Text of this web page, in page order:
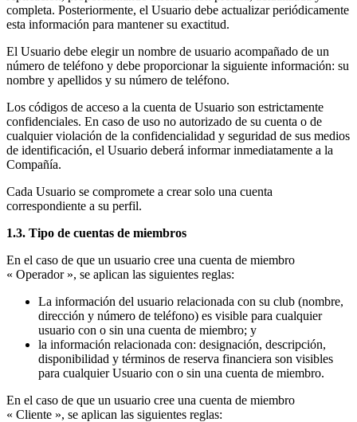
completa. Posteriormente, el Usuario debe actualizar periódicamente
esta información para mantener su exactitud.
El Usuario debe elegir un nombre de usuario acompañado de un
número de teléfono y debe proporcionar la siguiente información: su
nombre y apellidos y su número de teléfono.
Los códigos de acceso a la cuenta de Usuario son estrictamente
confidenciales. En caso de uso no autorizado de su cuenta o de
cualquier violación de la confidencialidad y seguridad de sus medios
de identificación, el Usuario deberá informar inmediatamente a la
Compañía.
Cada Usuario se compromete a crear solo una cuenta
correspondiente a su perfil.
1.3. Tipo de cuentas de miembros
En el caso de que un usuario cree una cuenta de miembro
« Operador », se aplican las siguientes reglas:
La información del usuario relacionada con su club (nombre,
dirección y número de teléfono) es visible para cualquier
usuario con o sin una cuenta de miembro; y
la información relacionada con: designación, descripción,
disponibilidad y términos de reserva financiera son visibles
para cualquier Usuario con o sin una cuenta de miembro.
En el caso de que un usuario cree una cuenta de miembro
« Cliente », se aplican las siguientes reglas: